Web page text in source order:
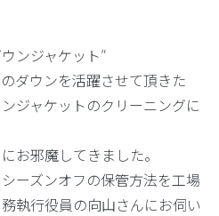
ンジャケット″
ダウンを活躍させて頂きた
ジャケットのクリーニングに
お邪魔してきました。
ーズンオフの保管方法を工場
執行役員の向山さんにお伺い